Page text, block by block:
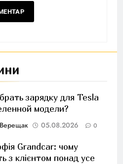
зарядку для Tesla
модели?
05.08.2026 0
Grandcar: чому
з клієнтом понад усе